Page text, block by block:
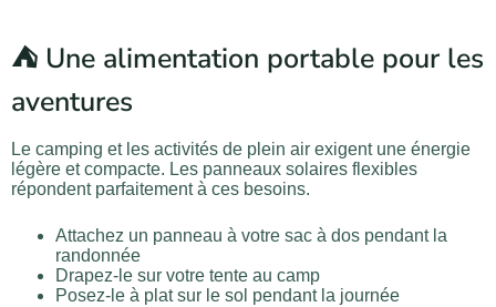
⛺ Une alimentation portable pour les
aventures
Le camping et les activités de plein air exigent une énergie
légère et compacte. Les panneaux solaires flexibles
répondent parfaitement à ces besoins.
Attachez un panneau à votre sac à dos pendant la
randonnée
Drapez-le sur votre tente au camp
Posez-le à plat sur le sol pendant la journée